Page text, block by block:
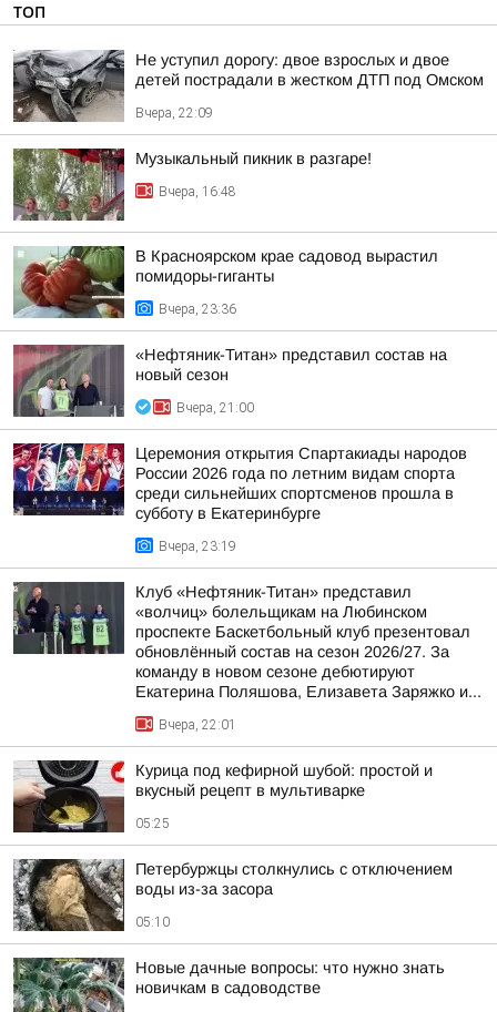
ТОП
Не уступил дорогу: двое взрослых и двое
детей пострадали в жестком ДТП под Омском
Вчера, 22:09
Музыкальный пикник в разгаре!
Вчера, 16:48
В Красноярском крае садовод вырастил
помидоры-гиганты
Вчера, 23:36
«Нефтяник-Титан» представил состав на
новый сезон
Вчера, 21:00
Церемония открытия Спартакиады народов
России 2026 года по летним видам спорта
среди сильнейших спортсменов прошла в
субботу в Екатеринбурге
Вчера, 23:19
Клуб «Нефтяник-Титан» представил
«волчиц» болельщикам на Любинском
проспекте Баскетбольный клуб презентовал
обновлённый состав на сезон 2026/27. За
команду в новом сезоне дебютируют
Екатерина Поляшова, Елизавета Заряжко и...
Вчера, 22:01
Курица под кефирной шубой: простой и
вкусный рецепт в мультиварке
05:25
Петербуржцы столкнулись с отключением
воды из-за засора
05:10
Новые дачные вопросы: что нужно знать
новичкам в садоводстве